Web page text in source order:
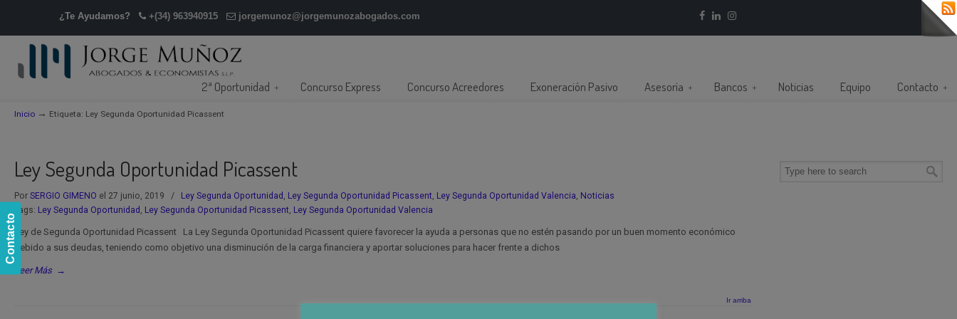
Contacto
¿Te Ayudamos? +(34) 963940915 jorgemunoz@jorgemunozabogados.com
2ª Oportunidad Concurso Express Concurso Acreedores Exoneración Pasivo Asesoría Bancos Noticias Equipo Contacto
Inicio → Etiqueta: Ley Segunda Oportunidad Picassent
Ley Segunda Oportunidad Picassent
Por SERGIO GIMENO el 27 junio, 2019 / Ley Segunda Oportunidad , Ley Segunda Oportunidad Picassent, Ley Segunda Oportunidad Valencia, Noticias
Tags: Ley Segunda Oportunidad , Ley Segunda Oportunidad Picassent, Ley Segunda Oportunidad Valencia
Ley de Segunda Oportunidad Picassent La Ley Segunda Oportunidad Picassent quiere favorecer la ayuda a personas que no estén pasando por un buen momento económico
debido a sus deudas, teniendo como objetivo una disminución de la carga financiera y aportar soluciones para hacer frente a dichos
Leer Más →
Ir arriba